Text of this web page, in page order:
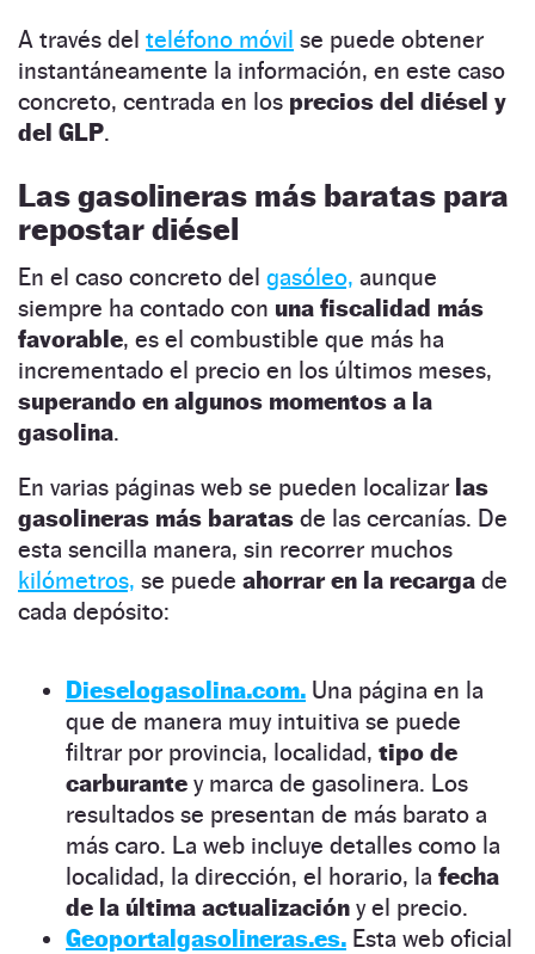
A través del teléfono móvil se puede obtener
instantáneamente la información, en este caso
concreto, centrada en los precios del diésel y
del GLP.
Las gasolineras más baratas para
repostar diésel
En el caso concreto del gasóleo, aunque
siempre ha contado con una fiscalidad más
favorable, es el combustible que más ha
incrementado el precio en los últimos meses,
superando en algunos momentos a la
gasolina.
En varias páginas web se pueden localizar las
gasolineras más baratas de las cercanías. De
esta sencilla manera, sin recorrer muchos
kilómetros, se puede ahorrar en la recarga de
cada depósito:
Dieselogasolina.com. Una página en la
que de manera muy intuitiva se puede
filtrar por provincia, localidad, tipo de
carburante y marca de gasolinera. Los
resultados se presentan de más barato a
más caro. La web incluye detalles como la
localidad, la dirección, el horario, la fecha
de la última actualización y el precio.
Geoportalgasolineras.es. Esta web oficial